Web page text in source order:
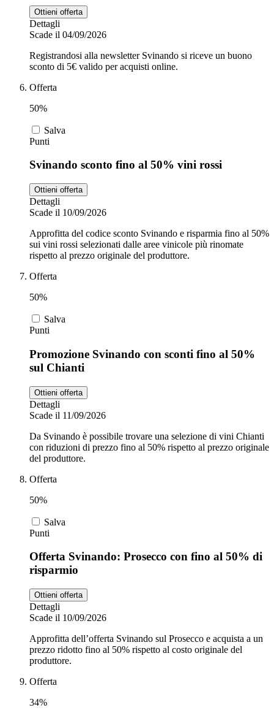
Ottieni offerta
Dettagli
Scade il 04/09/2026
Registrandosi alla newsletter Svinando si riceve un buono
sconto di 5€ valido per acquisti online.
Offerta
50%
Salva
Punti
Svinando sconto fino al 50% vini rossi
Ottieni offerta
Dettagli
Scade il 10/09/2026
Approfitta del codice sconto Svinando e risparmia fino al 50%
sui vini rossi selezionati dalle aree vinicole più rinomate
rispetto al prezzo originale del produttore.
Offerta
50%
Salva
Punti
Promozione Svinando con sconti fino al 50%
sul Chianti
Ottieni offerta
Dettagli
Scade il 11/09/2026
Da Svinando è possibile trovare una selezione di vini Chianti
con riduzioni di prezzo fino al 50% rispetto al prezzo originale
del produttore.
Offerta
50%
Salva
Punti
Offerta Svinando: Prosecco con fino al 50% di
risparmio
Ottieni offerta
Dettagli
Scade il 10/09/2026
Approfitta dell’offerta Svinando sul Prosecco e acquista a un
prezzo ridotto fino al 50% rispetto al costo originale del
produttore.
Offerta
34%